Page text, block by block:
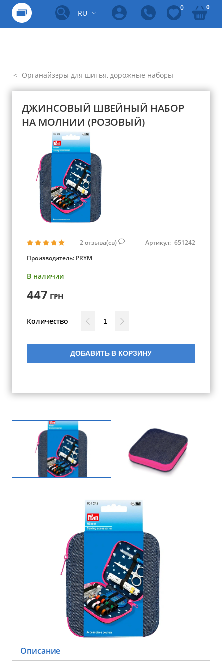
RU
0 0
Органайзеры для шитья, дорожные наборы
ДЖИНСОВЫЙ ШВЕЙНЫЙ НАБОР
НА МОЛНИИ (РОЗОВЫЙ)
2отзыва(ов) Артикул: 651242
Производитель: PRYM
В наличии
447 ГРН
Количество
ДОБАВИТЬ В КОРЗИНУ
Описание